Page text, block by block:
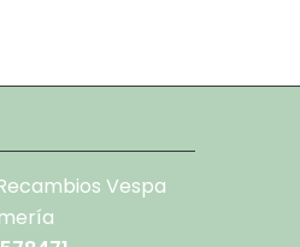
Vespa